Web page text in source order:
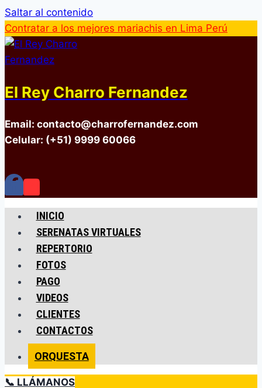
Saltar al contenido
Contratar a los mejores mariachis en Lima Perú
El Rey Charro Fernandez
Email: contacto@charrofernandez.com
Celular: (+51) 9999 60066
INICIO
SERENATAS VIRTUALES
REPERTORIO
FOTOS
PAGO
VIDEOS
CLIENTES
CONTACTOS
ORQUESTA
📞 LLÁMANOS